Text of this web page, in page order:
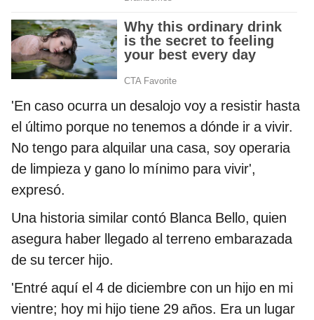
'En caso ocurra un desalojo voy a resistir hasta
el último porque no tenemos a dónde ir a vivir.
No tengo para alquilar una casa, soy operaria
de limpieza y gano lo mínimo para vivir',
expresó.
Una historia similar contó Blanca Bello, quien
asegura haber llegado al terreno embarazada
de su tercer hijo.
'Entré aquí el 4 de diciembre con un hijo en mi
vientre; hoy mi hijo tiene 29 años. Era un lugar